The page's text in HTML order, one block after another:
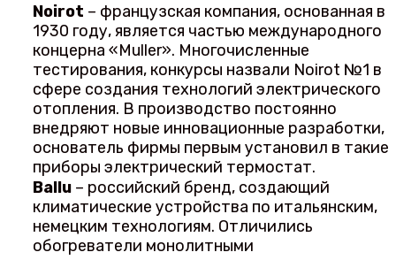
Noirot – французская компания, основанная в
1930 году, является частью международного
концерна «Muller». Многочисленные
тестирования, конкурсы назвали Noirot №1 в
сфере создания технологий электрического
отопления. В производство постоянно
внедряют новые инновационные разработки,
основатель фирмы первым установил в такие
приборы электрический термостат.
Ballu– российский бренд, создающий
климатические устройства по итальянским,
немецким технологиям. Отличились
обогреватели монолитными